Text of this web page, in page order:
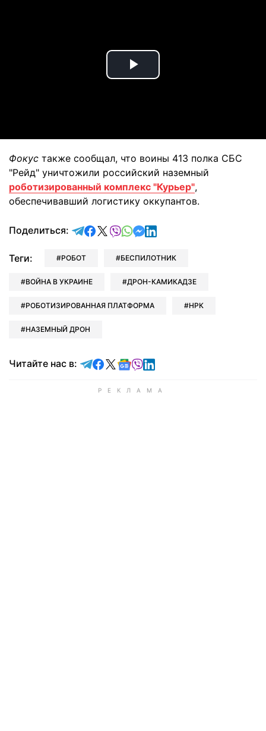
Play
Фокус также сообщал, что воины 413 полка СБС
"Рейд" уничтожили российский наземный
роботизированный комплекс "Курьер",
обеспечивавший логистику оккупантов.
Поделиться: отправить в Telegram
поделиться в Facebook
поделиться в X
отправить в Viber
отправить в Whatsapp
отправить в Messenger
отправить в LinkedIn
Теги: РОБОТ БЕСПИЛОТНИК
ВОЙНА В УКРАИНЕ ДРОН-КАМИКАДЗЕ
РОБОТИЗИРОВАННАЯ ПЛАТФОРМА НРК
НАЗЕМНЫЙ ДРОН
Читайте нас в: Читайте в Telegram
Читайте в Facebook
Читайте в X
Читайте в Google news
Читайте в Viber
Читайте в LinkedIn